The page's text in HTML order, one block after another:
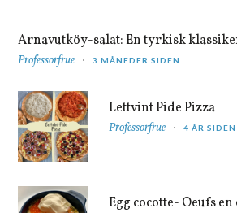
Arnavutköy-salat: En tyrkisk
Professorfrue 3 MÅNEDER SIDEN
Lettvint Pide Pizza
Professorfrue 4 ÅR SIDEN
Egg cocotte- Oeufs en